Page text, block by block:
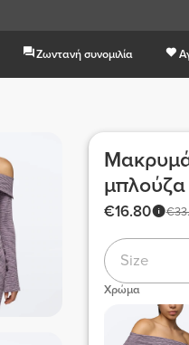
Ζωντανή συνομιλία
€16.80
Size
Χρώμα